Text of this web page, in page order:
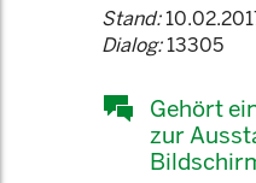
Stand:
Dialog:13305
Gehört
zur